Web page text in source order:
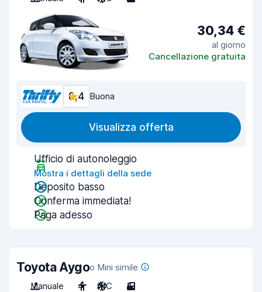
30,34 €
al giorno
Cancellazione gratuita
8,4 Buona
Visualizza offerta
Ufficio di autonoleggio
Mostra i dettagli della sede
Deposito basso
Conferma immediata!
Paga adesso
Toyota Aygoo Mini simile
Manuale
4 A/C 3